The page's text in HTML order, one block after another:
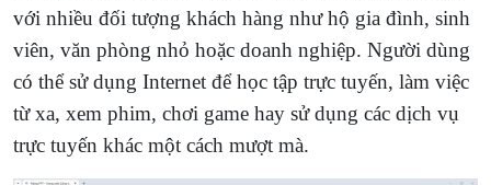
với nhiều đối tượng khách hàng như hộ gia đình, sinh
viên, văn phòng nhỏ hoặc doanh nghiệp. Người dùng
có thể sử dụng Internet để học tập trực tuyến, làm việc
từ xa, xem phim, chơi game hay sử dụng các dịch vụ
trực tuyến khác một cách mượt mà.